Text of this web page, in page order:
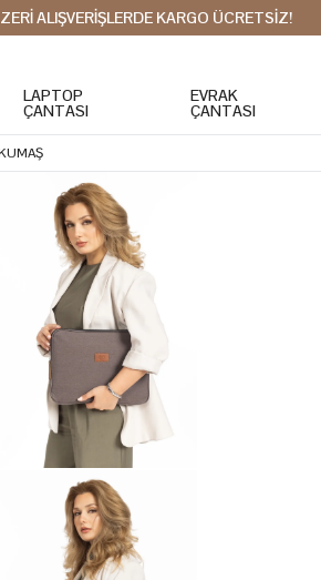
ALIŞVERİŞLERDE KARGO ÜCRETSİZ!
LAPTOP
ÇANTASI
EVRAK
ÇANTASI